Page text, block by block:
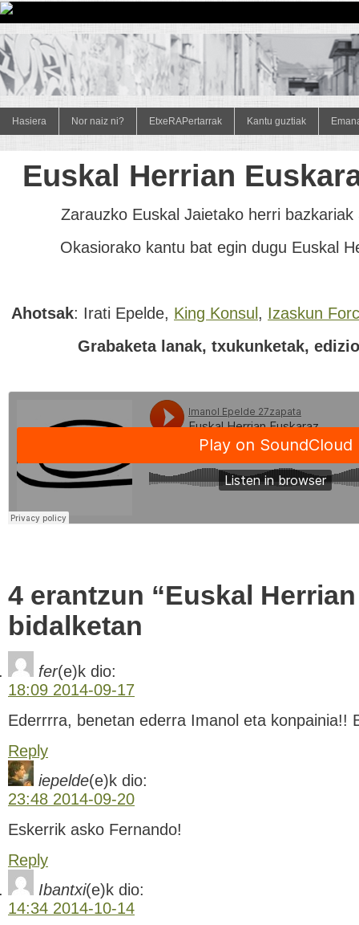
Hasiera Nor naiz ni? EtxeRAPertarrak Kantu guztiak
Euskal Herrian
Zarauzko Euskal Jaietako herri
Okasiorako kantu bat egin dugu Euskal
Ahotsak: Irati Epelde, King Konsul , Izaskun
Grabaketa lanak, txukunketak,
4 erantzun “Euskal
bidalketan
fer(e)k dio:
18:09 2014-09-17
Ederrrra, benetan ederra Imanol eta konpainia!!
Reply
iepelde(e)k dio:
23:48 2014-09-20
Eskerrik asko Fernando!
Reply
Ibantxi(e)k dio:
14:34 2014-10-14